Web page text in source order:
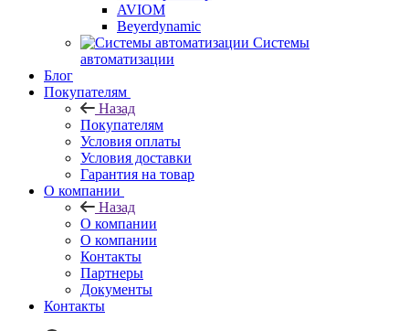
AVIOM
Beyerdynamic
Системы
автоматизации
Блог
Покупателям
Назад
Покупателям
Условия оплаты
Условия доставки
Гарантия на товар
О компании
Назад
О компании
О компании
Контакты
Партнеры
Документы
Контакты